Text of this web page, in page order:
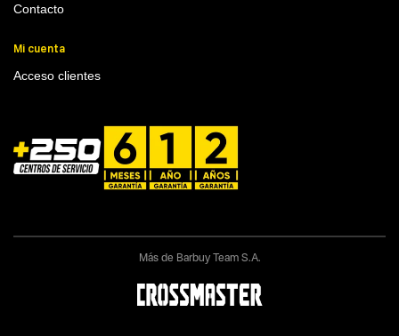
Contacto
Mi cuenta
Acceso clientes
Más de Barbuy Team S.A.